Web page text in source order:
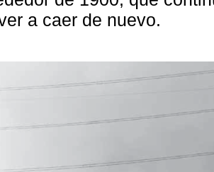
a caer de nuevo.